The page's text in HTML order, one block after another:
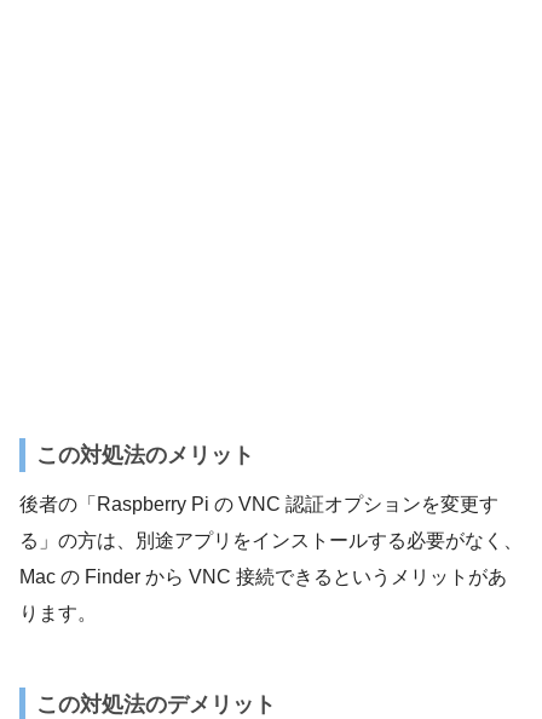
この対処法のメリット
後者の「Raspberry Pi の VNC 認証オプションを変更す
る」の方は、別途アプリをインストールする必要がなく、
Mac の Finder から VNC 接続できるというメリットがあ
ります。
この対処法のデメリット